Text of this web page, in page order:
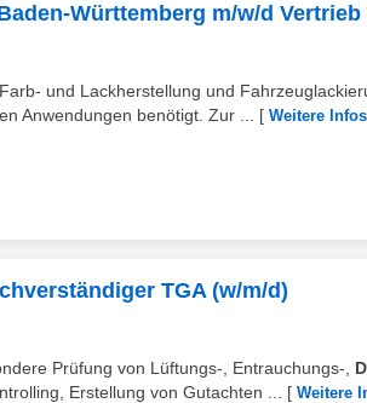
Württemberg m/w/d
und Lackherstellung und
Anwendungen benötigt. Zur ...
[ Weitere Infos
TGA (w/m/d)
Prüfung von Lüftungs-, Entrauchungs-,
Erstellung von Gutachten ...
[ Weitere